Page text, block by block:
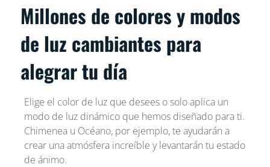
Millones de colores y modos
de luz cambiantes para
alegrar tu día
Elige el color de luz que desees o solo aplica un
modo de luz dinámico que hemos diseñado para ti.
Chimenea u Océano, por ejemplo, te ayudarán a
crear una atmósfera increíble y levantarán tu estado
de ánimo.